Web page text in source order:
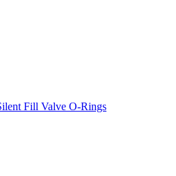
Fill Valve O-Rings